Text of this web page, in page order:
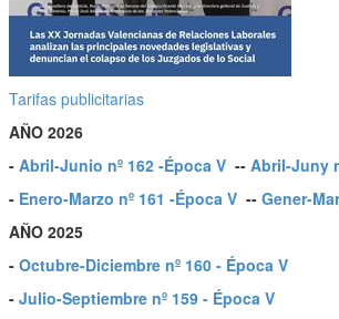
Tarifas publicitarias
AÑO 2026
- Abril-Junio nº 162 -Época V -- Abril-Juny
- Enero-Marzo nº 161 -Época V -- Gener-
AÑO 2025
- Octubre-Diciembre nº 160 - Época V
- Julio-Septiembre nº 159 - Época V